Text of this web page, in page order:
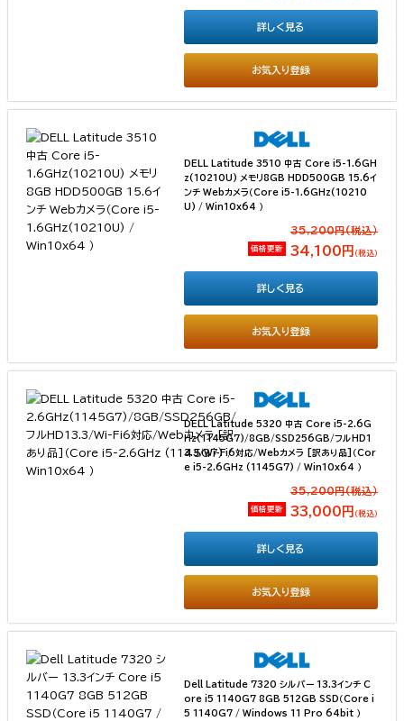
お気入り登録
詳しく見る
DELL Latitude 3510 中古 Core i5-1.6GH
z(10210U) メモリ8GB HDD500GB 15.6イ
ンチ Webカメラ（Core i5-1.6GHz(10210
U) / Win10x64 ）
35,200円(税込）
価格更新 34,100円 （税込）
お気入り登録
詳しく見る
DELL Latitude 5320 中古 Core i5-2.6G
Hz(1145G7)/8GB/SSD256GB/フルHD1
3.3/Wi-Fi6対応/Webカメラ [訳あり品]（Cor
e i5-2.6GHz (1145G7) / Win10x64 ）
35,200円(税込）
価格更新 33,000円 （税込）
お気入り登録
詳しく見る
Dell Latitude 7320 シルバー 13.3インチ C
ore i5 1140G7 8GB 512GB SSD（Core i
5 1140G7 / Windows 11 Pro 64bit ）